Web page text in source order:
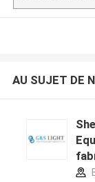
AU SUJET DE